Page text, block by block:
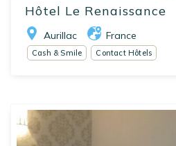
Hôtel Le Renaissance
Aurillac France
Cash & Smile Contact Hôtels